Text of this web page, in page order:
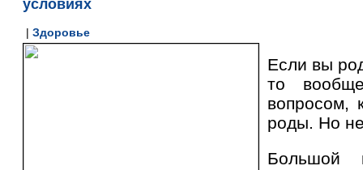
условиях
| Здоровье
Если вы
то
вопросом,
роды. Но не
Большой